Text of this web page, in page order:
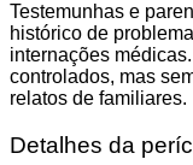
Testemunhas e
histórico de
internações
controlados, mas
relatos de familiares.
Detalhes da